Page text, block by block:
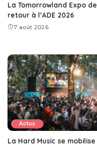
La Tomorrowland Expo de
retour à l’ADE 2026
7 août 2026
Actus
La Hard Music se mobilise